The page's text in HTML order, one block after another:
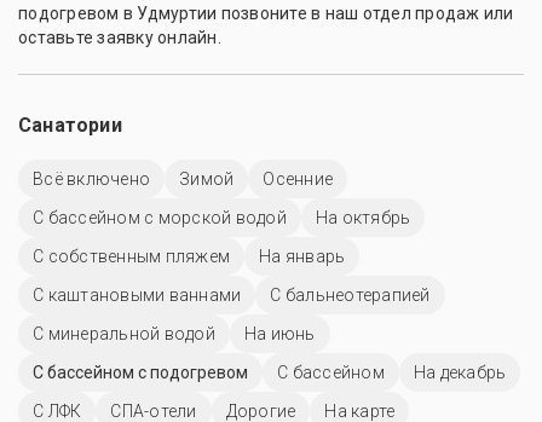
подогревом в Удмуртии позвоните в наш отдел продаж или
оставьте заявку онлайн.
Санатории
Всё включено Зимой
Осенние
С бассейном с морской водой
На октябрь
С собственным пляжем
На январь
С каштановыми ваннами
С бальнеотерапией
С минеральной водой
На июнь
С бассейном с подогревом
C бассейном
На декабрь
С ЛФК
СПА-отели Дорогие
На карте